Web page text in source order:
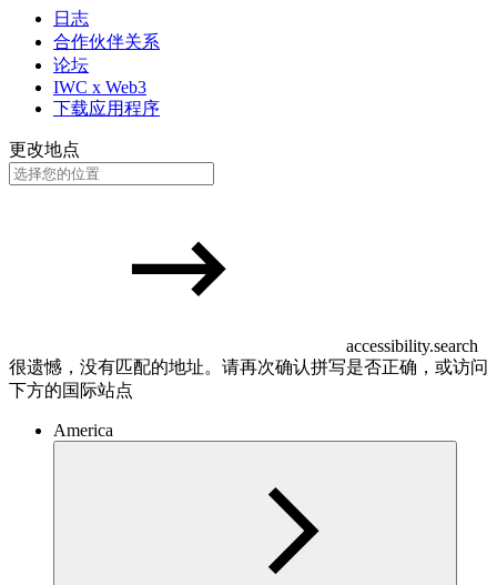
日志
合作伙伴关系
论坛
IWC x Web3
下载应用程序
更改地点
accessibility.search
很遗憾，没有匹配的地址。请再次确认拼写是否正确，或访问
下方的国际站点
America